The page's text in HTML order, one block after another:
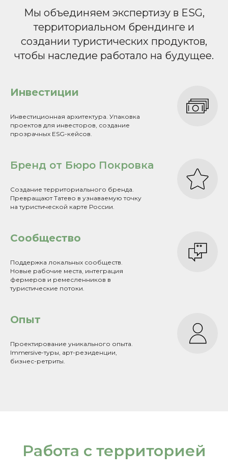
Мы объединяем экспертизу в ESG,
территориальном брендинге и
создании туристических продуктов,
чтобы наследие работало на будущее.
Инвестиции
Инвестиционная архитектура. Упаковка
проектов для инвесторов, создание
прозрачных ESG-кейсов.
Бренд от Бюро Покровка
Создание территориального бренда.
Превращают Татево в узнаваемую точку
на туристической карте России.
Сообщество
Поддержка локальных сообществ.
Новые рабочие места, интеграция
фермеров и ремесленников в
туристические потоки.
Опыт
Проектирование уникального опыта.
Immersive-туры, арт-резиденции,
бизнес-ретриты.
Работа с территорией